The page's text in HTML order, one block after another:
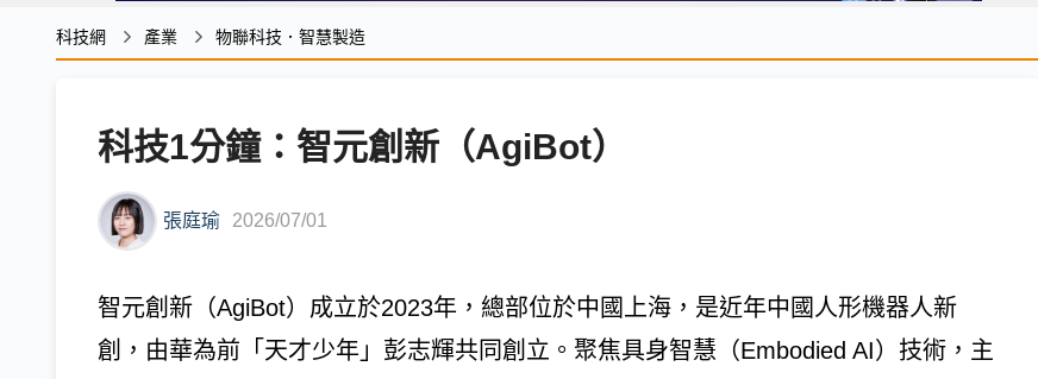
科技網 產業 物聯科技．智慧製造
科技1分鐘：智元創新（AgiBot）
張庭瑜 2026/07/01
智元創新（AgiBot）成立於2023年，總部位於中國上海，是近年中國人形機器人新
創，由華為前「天才少年」彭志輝共同創立。聚焦具身智慧（Embodied AI）技術，主